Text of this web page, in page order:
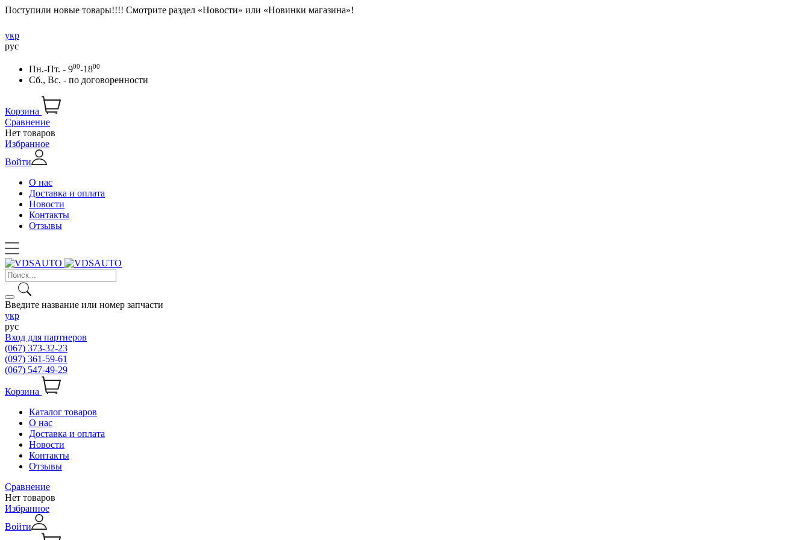
Поступили новые товары!!!! Смотрите раздел «Новости» или «Новинки магазина»!
укр
рус
Пн.-Пт. - 900-1800
Сб., Вс. - по договоренности
Корзина
Сравнение
Нет товаров
Избранное
Войти
О нас
Доставка и оплата
Новости
Контакты
Отзывы
Введите название или номер запчасти
укр
рус
Вход для партнеров
(067) 373-32-23
(097) 361-59-61
(067) 547-49-29
Корзина
Каталог товаров
О нас
Доставка и оплата
Новости
Контакты
Отзывы
Сравнение
Нет товаров
Избранное
Войти